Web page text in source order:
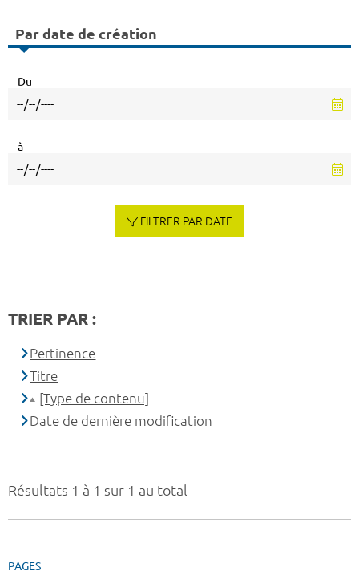
Résultats 1 à 1 sur 1 au total
PAGES
Par date de création
Du
à
FILTRER PAR DATE
TRIER PAR :
Pertinence
Titre
[Type de contenu]
Date de dernière modification